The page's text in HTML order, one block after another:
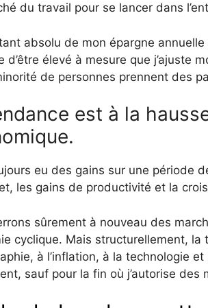
du travail pour se lancer dans
absolu de mon épargne
d’être élevé à mesure que j’ajuste
de personnes prennent des
est à la
eu des gains sur une période
les gains de productivité et la
sûrement à nouveau des
cyclique. Mais structurellement,
à l’inflation, à la technologie
sauf pour la fin où j’autorise